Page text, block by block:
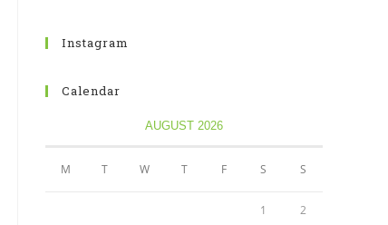
Instagram
Calendar
AUGUST 2026
M T W T F S S
1 2